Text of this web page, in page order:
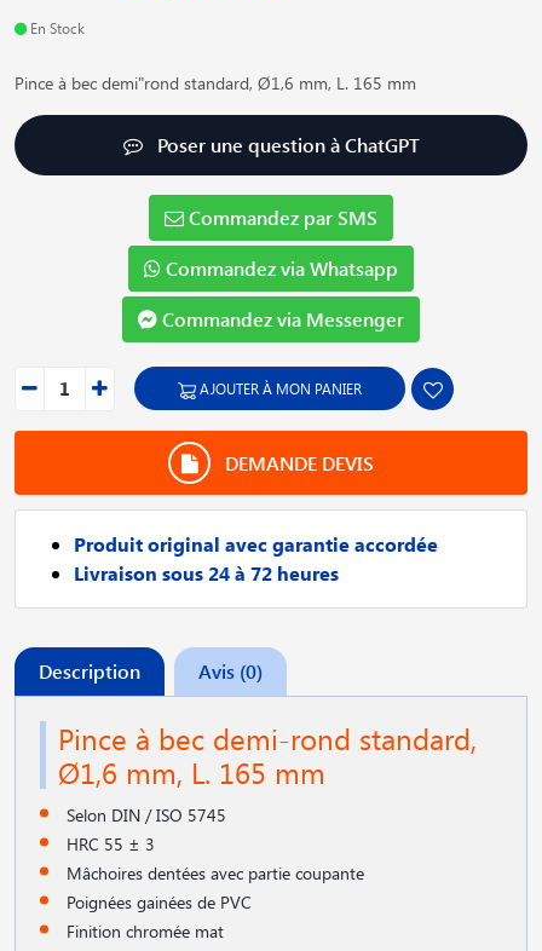
En Stock
Pince à bec demi"rond standard, Ø1,6 mm, L. 165 mm
Poser une question à ChatGPT
Commandez par SMS
Commandez via Whatsapp
Commandez via Messenger
AJOUTER À MON PANIER
DEMANDE DEVIS
Produit original avec garantie accordée
Livraison sous 24 à 72 heures
Description Avis (0)
Pince à bec demi-rond standard,
Ø1,6 mm, L. 165 mm
Selon DIN / ISO 5745
HRC 55 ± 3
Mâchoires dentées avec partie coupante
Poignées gainées de PVC
Finition chromée mat